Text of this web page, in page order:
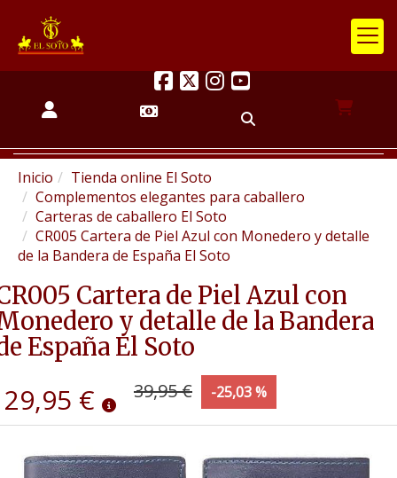
Inicio
Tienda online El Soto
Complementos elegantes para caballero
Carteras de caballero El Soto
CR005 Cartera de Piel Azul con Monedero y detalle
de la Bandera de España El Soto
Cartera de Piel Azul con
y detalle de la Bandera
España El Soto
29,95 € 39,95 € -25,03 %